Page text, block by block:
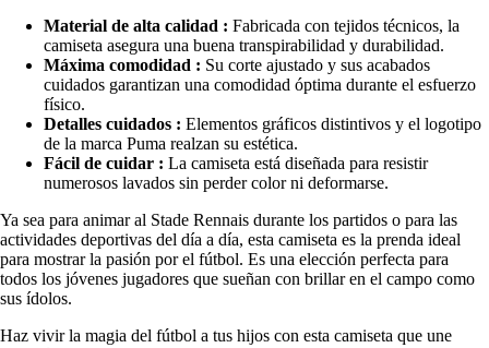
Material de alta calidad : Fabricada con tejidos técnicos, la
camiseta asegura una buena transpirabilidad y durabilidad.
Máxima comodidad : Su corte ajustado y sus acabados
cuidados garantizan una comodidad óptima durante el esfuerzo
físico.
Detalles cuidados : Elementos gráficos distintivos y el logotipo
de la marca Puma realzan su estética.
Fácil de cuidar : La camiseta está diseñada para resistir
numerosos lavados sin perder color ni deformarse.
Ya sea para animar al Stade Rennais durante los partidos o para las
actividades deportivas del día a día, esta camiseta es la prenda ideal
para mostrar la pasión por el fútbol. Es una elección perfecta para
todos los jóvenes jugadores que sueñan con brillar en el campo como
sus ídolos.
Haz vivir la magia del fútbol a tus hijos con esta camiseta que une